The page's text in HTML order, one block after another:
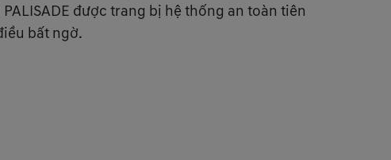
được trang bị hệ thống an toàn tiên
bất ngờ.